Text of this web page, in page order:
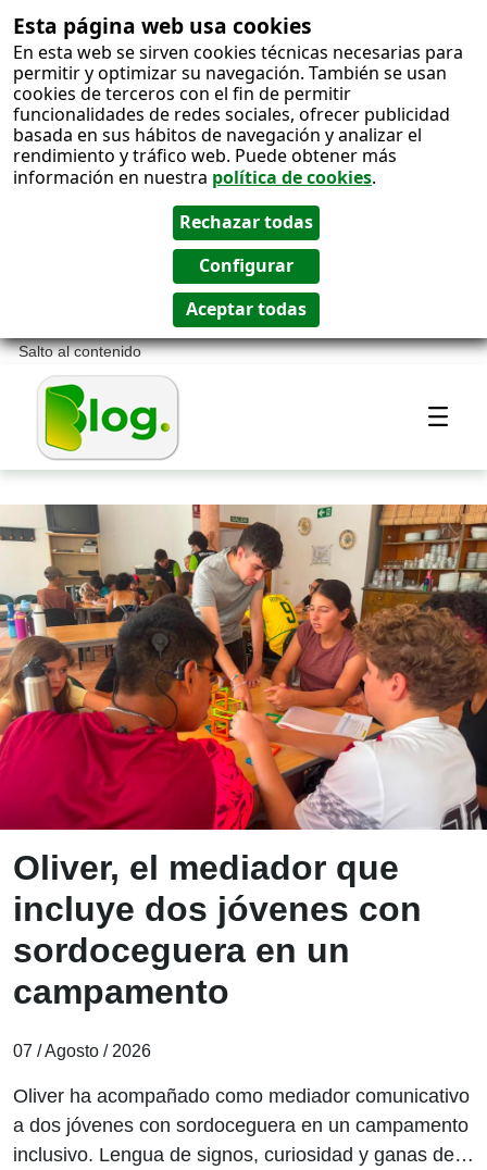
Esta página web usa cookies
En esta web se sirven cookies técnicas necesarias para
permitir y optimizar su navegación. También se usan
cookies de terceros con el fin de permitir
funcionalidades de redes sociales, ofrecer publicidad
basada en sus hábitos de navegación y analizar el
rendimiento y tráfico web. Puede obtener más
información en nuestra política de cookies.
Salto al contenido
Blog ONCE -
Oliver, el mediador que
incluye dos jóvenes con
sordoceguera en un
campamento
07 / Agosto / 2026
Oliver ha acompañado como mediador comunicativo
a dos jóvenes con sordoceguera en un campamento
inclusivo. Lengua de signos, curiosidad y ganas de